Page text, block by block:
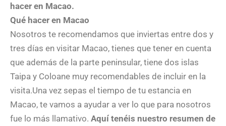
hacer en Macao.
Qué hacer en Macao
Nosotros te recomendamos que inviertas entre dos y
tres días en visitar Macao, tienes que tener en cuenta
que además de la parte peninsular, tiene dos islas
Taipa y Coloane muy recomendables de incluir en la
visita.Una vez sepas el tiempo de tu estancia en
Macao, te vamos a ayudar a ver lo que para nosotros
fue lo más llamativo. Aquí tenéis nuestro resumen de